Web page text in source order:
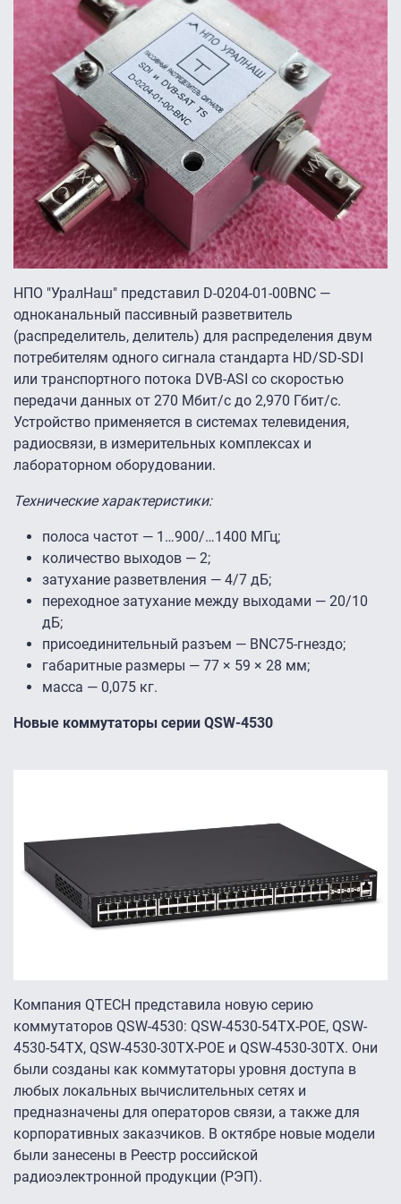
НПО "УралНаш" представил D-0204-01-00BNC —
одноканальный пассивный разветвитель
(распределитель, делитель) для распределения двум
потребителям одного сигнала стандарта HD/SD-SDI
или транспортного потока DVB-ASI со скоростью
передачи данных от 270 Мбит/с до 2,970 Гбит/с.
Устройство применяется в системах телевидения,
радиосвязи, в измерительных комплексах и
лабораторном оборудовании.
Технические характеристики:
полоса частот — 1…900/…1400 МГц;
количество выходов — 2;
затухание разветвления — 4/7 дБ;
переходное затухание между выходами — 20/10
дБ;
присоединительный разъем — BNC75-гнездо;
габаритные размеры — 77 × 59 × 28 мм;
масса — 0,075 кг.
Новые коммутаторы серии QSW-4530
Компания QTECH представила новую серию
коммутаторов QSW-4530: QSW-4530-54TX-POE, QSW-
4530-54TX, QSW-4530-30TX-POE и QSW-4530-30TX. Они
были созданы как коммутаторы уровня доступа в
любых локальных вычислительных сетях и
предназначены для операторов связи, а также для
корпоративных заказчиков. В октябре новые модели
были занесены в Реестр российской
радиоэлектронной продукции (РЭП).